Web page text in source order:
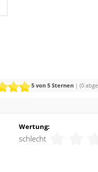
5 von 5 Sternen | (0
Wertung:
schlecht